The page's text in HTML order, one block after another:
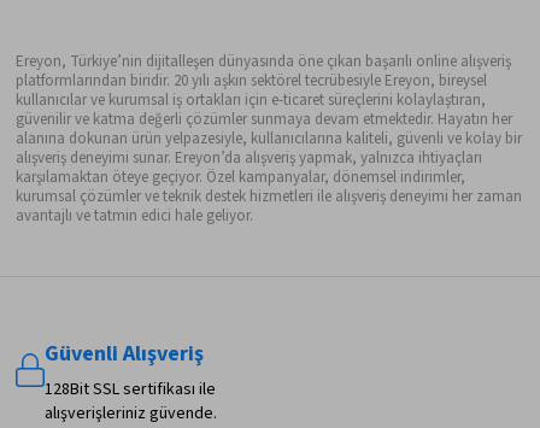
Ereyon, Türkiye’nin dijitalleşen dünyasında öne çıkan başarılı online alışveriş
platformlarından biridir. 20 yılı aşkın sektörel tecrübesiyle Ereyon, bireysel
kullanıcılar ve kurumsal iş ortakları için e-ticaret süreçlerini kolaylaştıran,
güvenilir ve katma değerli çözümler sunmaya devam etmektedir. Hayatın her
alanına dokunan ürün yelpazesiyle, kullanıcılarına kaliteli, güvenli ve kolay bir
alışveriş deneyimi sunar. Ereyon’da alışveriş yapmak, yalnızca ihtiyaçları
karşılamaktan öteye geçiyor. Özel kampanyalar, dönemsel indirimler,
kurumsal çözümler ve teknik destek hizmetleri ile alışveriş deneyimi her zaman
avantajlı ve tatmin edici hale geliyor.
Güvenli Alışveriş
128Bit SSL sertifikası ile
alışverişleriniz güvende.